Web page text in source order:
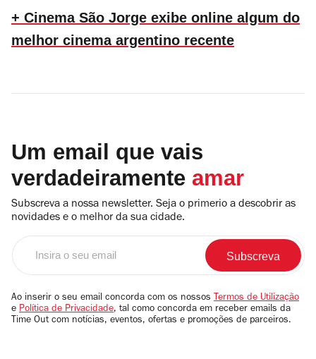
+ Cinema São Jorge exibe online algum do
melhor cinema argentino recente
Um email que vais
verdadeiramente amar
Subscreva a nossa newsletter. Seja o primerio a descobrir as
novidades e o melhor da sua cidade.
email
Ao inserir o seu email concorda com os nossos Termos de Utilização
e Política de Privacidade, tal como concorda em receber emails da
Time Out com notícias, eventos, ofertas e promoções de parceiros.